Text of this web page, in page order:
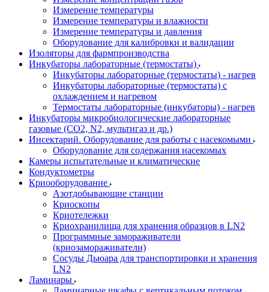
Измерение температуры
Измерение температуры и влажности
Измерение температуры и давления
Оборудование для калибровки и валидации
Изоляторы для фармпроизводства
Инкубаторы лабораторные (термостаты)
Инкубаторы лабораторные (термостаты) - нагрев
Инкубаторы лабораторные (термостаты) с
охлаждением и нагревом
Термостаты лабораторные (инкубаторы) - нагрев
Инкубаторы микробиологические лабораторные
газовые (CO2, N2, мультигаз и др.)
Инсектарий. Оборудование для работы с насекомыми
Оборудование для содержания насекомых
Камеры испытательные и климатические
Кондуктометры
Криооборудование
Азотдобывающие станции
Криоскопы
Криотележки
Криохранилища для хранения образцов в LN2
Программные замораживатели
(криозамораживатели)
Сосуды Дьюара для транспортировки и хранения
LN2
Ламинары